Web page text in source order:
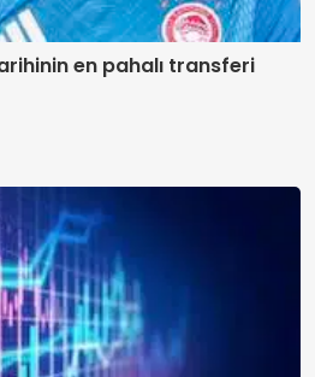
en pahalı transferi